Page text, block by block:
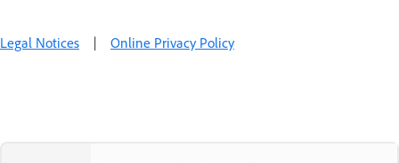
Legal Notices | Online Privacy Policy